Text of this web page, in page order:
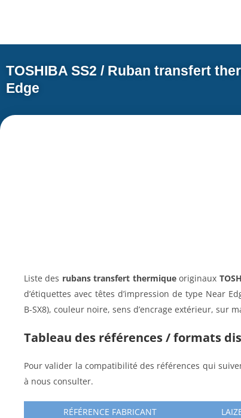
TOSHIBA SS2 / Ruban transfert
Edge
Liste des rubans transfert thermiqueoriginaux
d’étiquettes avec têtes d’impression de type Near
B-SX8), couleur noire, sens d’encrage extérieur, sur
Tableau des références / formats
Pour valider la compatibilité des références qui
à nous consulter.
RÉFÉRENCE FABRICANT